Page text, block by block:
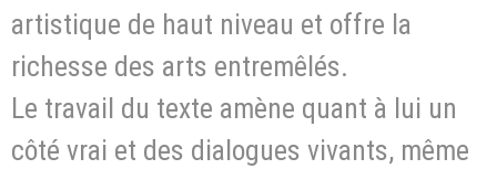
artistique de haut niveau et offre la
richesse des arts entremêlés.
Le travail du texte amène quant à lui un
côté vrai et des dialogues vivants, même